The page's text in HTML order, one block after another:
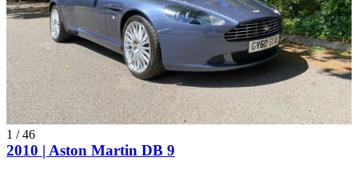
1 /46
2010 | Aston Martin DB 9